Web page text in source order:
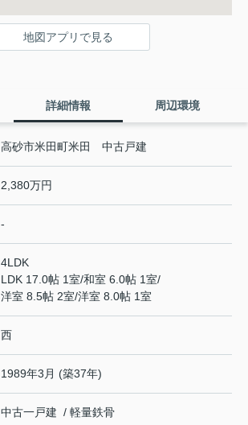
地図アプリで見る
詳細情報 周辺環境
高砂市米田町米田 中古戸建
2,380万円
-
4LDK
LDK 17.0帖 1室/和室 6.0帖 1室/
洋室 8.5帖 2室/洋室 8.0帖 1室
西
1989年3月 (築37年)
中古一戸建 / 軽量鉄骨